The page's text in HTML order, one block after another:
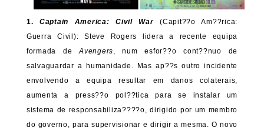
1. Captain America: Civil War(Capit??o Am??rica:
Guerra Civil): Steve Rogers lidera a recente equipa
formada deAvengers , num esfor??o cont??nuo de
salvaguardar a humanidade. Mas ap??s outro incidente
envolvendo a equipa resultar em danos colaterais,
aumenta a press??o pol??tica para se instalar um
sistema de responsabiliza????o, dirigido por um membro
do governo, para supervisionar e dirigir a mesma. O novo